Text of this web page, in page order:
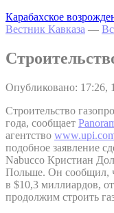
Карабахское
Вестник Кавказа —
Опубликовано: 17:26,
Строительство
года, сообщает
агентство
подобное заявление
Nabucco Кристиан
Польше. Он сообщил,
в $10,3 миллиардов,
продолжим строить